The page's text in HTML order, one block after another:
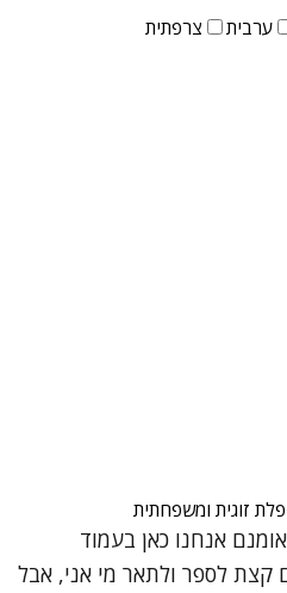
ערבית צרפתית
זוגית ומשפחתית
אנחנו כאן בעמוד
קצת לספר ולתאר מי אני, אבל